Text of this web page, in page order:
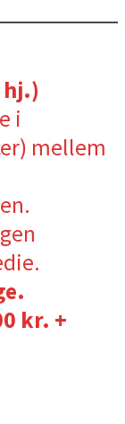
hj.)
i
mellem
kr. +